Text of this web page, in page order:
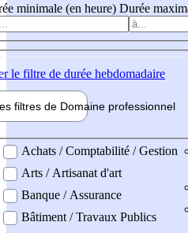
minimale (en heure) Durée
le filtre de durée hebdomadaire
filtres de Domaine professionnel
professionel
Achats / Comptabilité / Gestion
Arts / Artisanat d'art
Banque / Assurance
Bâtiment / Travaux Publics